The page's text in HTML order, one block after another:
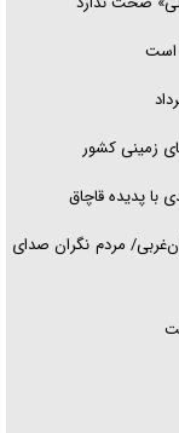
است
زمینی کشور
با پدیده قاچاق
مردم نگران صدای